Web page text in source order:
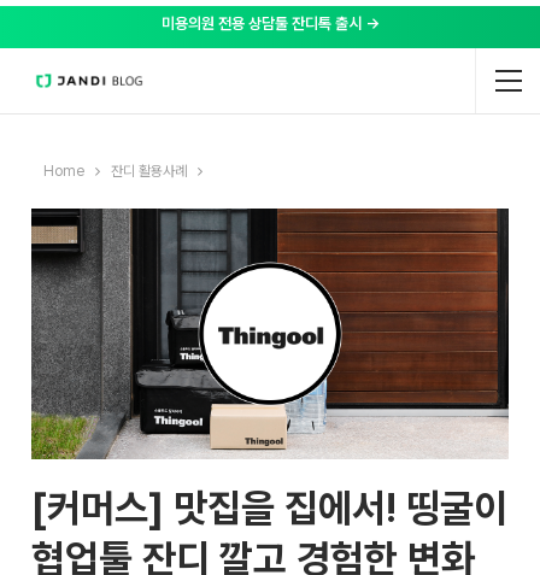
미용의원 전용 상담툴 잔디톡 출시 →
Home 잔디 활용사례
[커머스] 맛집을 집에서! 띵굴이
협업툴 잔디 깔고 경험한 변화